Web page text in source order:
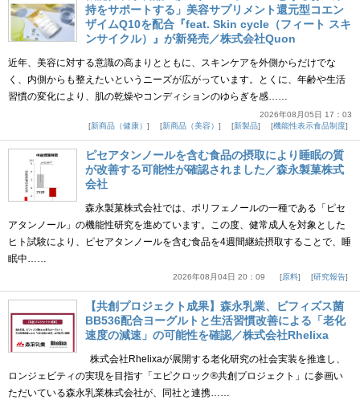
持をサポートする」美容サプリメント還元型コエン
ザイムQ10を配合『feat. Skin cycle（フィート スキ
ンサイクル）』が新発売／株式会社Quon
近年、美容に対する意識の高まりとともに、スキンケアを外側からだけでな
く、内側からも整えたいというニーズが広がっています。とくに、年齢や生活
習慣の変化により、肌の乾燥やコンディションのゆらぎを感……
2026年08月05日 17：03
新商品（健康）
新商品（美容） 新製品 機能性表示食品制度
ピセアタンノールを含む食品の摂取により睡眠の質
が改善する可能性が確認されました／森永製菓株式
会社
森永製菓株式会社では、ポリフェノールの一種である「ピセ
アタンノール」の機能性研究を進めています。この度、健常成人を対象とした
ヒト試験により、ピセアタンノールを含む食品を4週間継続摂取することで、睡
眠中……
2026年08月04日 20：09 原料 研究報告
【共創プロジェクト成果】森永乳業、ビフィズス菌
BB536配合ヨーグルトと生活習慣改善による「老化
速度の減速」の可能性を確認／株式会社Rhelixa
株式会社Rhelixaが展開する老化研究の社会実装を推進し、
ロンジェビティの実現を目指す「エピクロック®共創プロジェクト」に参画い
ただいている森永乳業株式会社が、同社と連携……